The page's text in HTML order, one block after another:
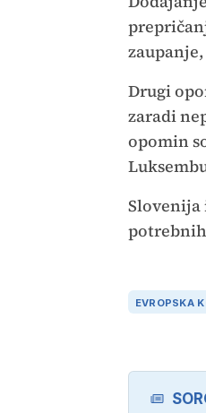
Drugi
zaradi
opomin
Slovenija
EVROPSKA